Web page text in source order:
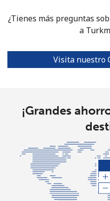
Línea fija
Turks And Caicos
Celular ⁦33.9¢⁩
country
¿Tienes más preguntas
a
Visita nuestro
¡Grandes